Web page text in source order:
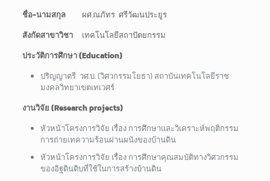
ชื่อ-นามสกุล ผศ.ณภัทร ศรีวัฒนประยูร
สังกัดสาขาวิชา เทคโนโลยีสถาปัตยกรรม
ประวัติการศึกษา (Education)
ปริญญาตรี วศ.บ. (วิศวกรรมโยธา) สถาบันเทคโนโลยีราช
มงคลวิทยาเขตเทเวศร์
งานวิจัย (Research projects)
หัวหน้าโครงการวิจัย เรื่อง การศึกษาและวิเคราะห์พฤติกรรม
การถ่ายเทความร้อนผ่านผนังของบ้านดิน
หัวหน้าโครงการวิจัย เรื่อง การศึกษาคุณสมบัติทางวิศวกรรม
ของอิฐดินดิบที่ใช้ในการสร้างบ้านดิน